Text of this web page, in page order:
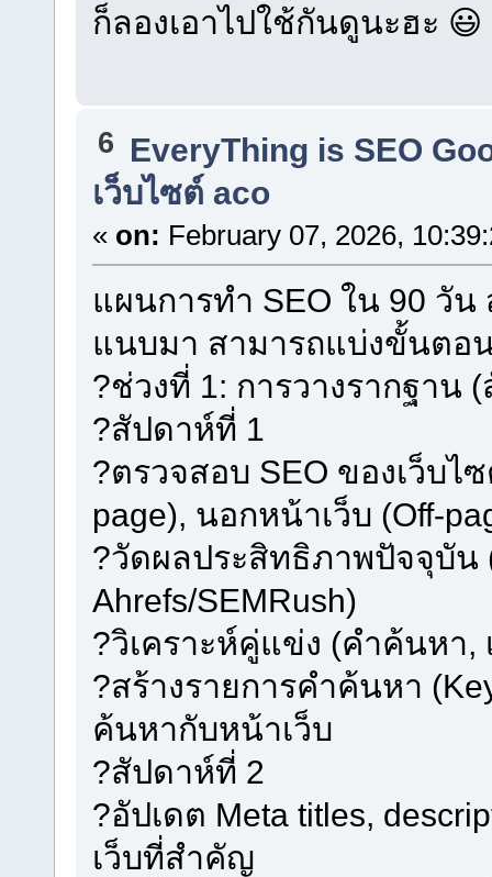
ก็ลองเอาไปใช้กันดูนะฮะ 😃
6 EveryThing is SEO
เว็บไซต์ aco
« on: February 07, 2026,
แผนการทำ SEO ใน 90 วั
แนบมา สามารถแบ่งขั้นตอ
?ช่วงที่ 1: การวางรากฐาน
?สัปดาห์ที่ 1
?ตรวจสอบ SEO ของเว็บไ
page), นอกหน้าเว็บ (Off-
?วัดผลประสิทธิภาพปัจจุบัน
Ahrefs/SEMRush)
?วิเคราะห์คู่แข่ง (คำค้นหา,
?สร้างรายการคำค้นหา
ค้นหากับหน้าเว็บ
?สัปดาห์ที่ 2
?อัปเดต Meta titles,
เว็บที่สำคัญ